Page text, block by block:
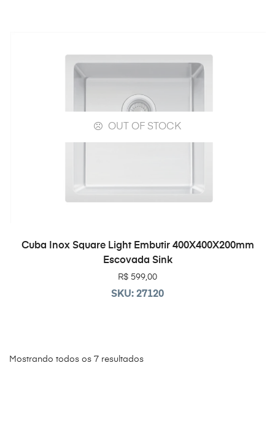
OUT OF STOCK
LEIA MAIS
Cuba Inox Square Light Embutir 400X400X200mm
Escovada Sink
R$ 599,00
SKU: 27120
Mostrando todos os 7 resultados